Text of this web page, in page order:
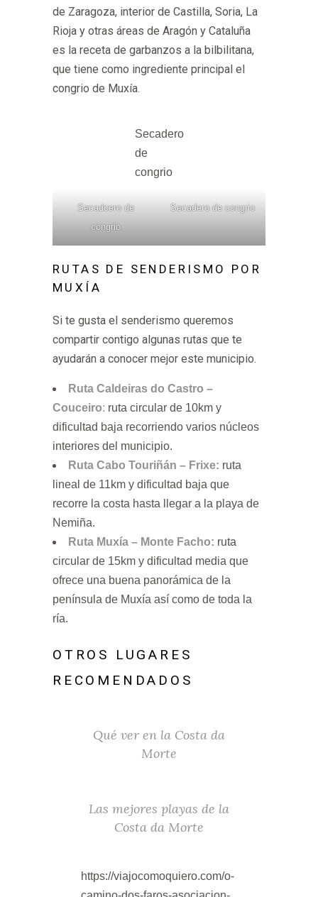
de Zaragoza, interior de Castilla, Soria, La
Rioja y otras áreas de Aragón y Cataluña
es la receta de garbanzos a la bilbilitana,
que tiene como ingrediente principal el
congrio de Muxía.
Secadero
de
congrio
Secadoero de
congrio
Secadero de congrio
RUTAS DE SENDERISMO POR
MUXÍA
Si te gusta el senderismo queremos
compartir contigo algunas rutas que te
ayudarán a conocer mejor este municipio.
Ruta Caldeiras do Castro –
Couceiro: ruta circular de 10km y
dificultad baja recorriendo varios núcleos
interiores del municipio.
Ruta Cabo Touriñán – Frixe: ruta
lineal de 11km y dificultad baja que
recorre la costa hasta llegar a la playa de
Nemiña.
Ruta Muxía – Monte Facho: ruta
circular de 15km y dificultad media que
ofrece una buena panorámica de la
península de Muxía así como de toda la
ría.
OTROS LUGARES
RECOMENDADOS
Qué ver en la Costa da
Morte
Las mejores playas de la
Costa da Morte
https://viajocomoquiero.com/o-